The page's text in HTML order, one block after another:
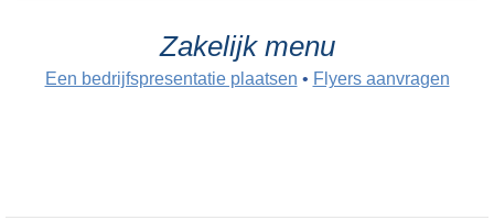
Zakelijk menu
Een bedrijfspresentatie plaatsen • Flyers aanvragen